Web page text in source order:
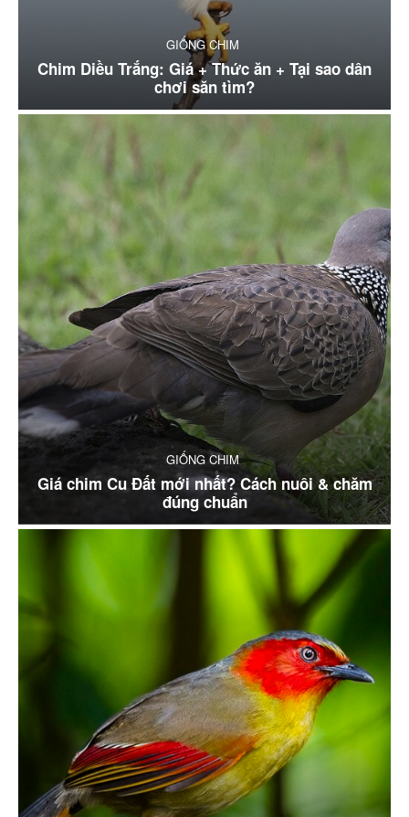
GIỐNG CHIM
Chim Diều Trắng: Giá + Thức ăn + Tại sao dân
chơi săn tìm?
GIỐNG CHIM
Giá chim Cu Đất mới nhất? Cách nuôi & chăm
đúng chuẩn